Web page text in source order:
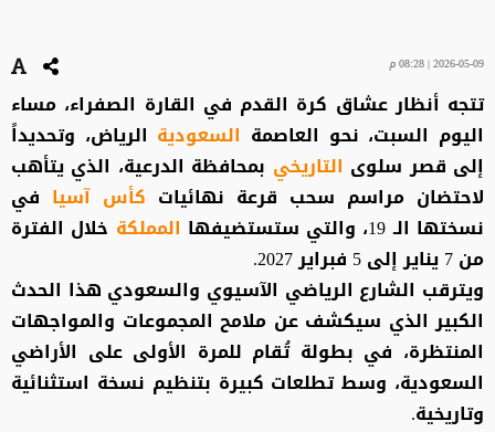
2026-05-09 | 08:28 م
تتجه أنظار عشاق كرة القدم في القارة الصفراء، مساء
اليوم السبت، نحو العاصمة السعودية الرياض، وتحديداً
إلى قصر سلوى التاريخي بمحافظة الدرعية، الذي يتأهب
لاحتضان مراسم سحب قرعة نهائيات كأس آسيا في
نسختها الـ 19، والتي ستستضيفها
المملكة خلال الفترة
من 7 يناير إلى 5 فبراير 2027.
ويترقب الشارع الرياضي الآسيوي والسعودي هذا الحدث
الكبير الذي سيكشف عن ملامح المجموعات والمواجهات
المنتظرة، في بطولة تُقام للمرة الأولى على الأراضي
السعودية، وسط تطلعات كبيرة بتنظيم نسخة استثنائية
وتاريخية.